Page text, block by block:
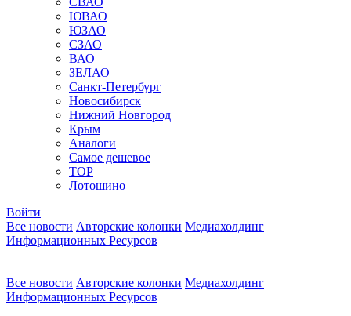
ЮВАО
ЮЗАО
СЗАО
ВАО
ЗЕЛАО
Санкт-Петербург
Новосибирск
Нижний Новгород
Крым
Аналоги
Самое дешевое
TOP
Лотошино
Войти
Все новости Авторские колонки Медиахолдинг
Информационных Ресурсов
Все новости Авторские колонки Медиахолдинг
Информационных Ресурсов